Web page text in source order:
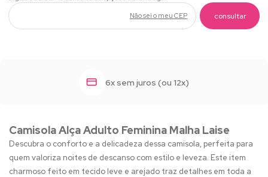
Não sei o meu CEP
6x sem juros (ou 12x)
Camisola Alça Adulto Feminina Malha Laise
Descubra o conforto e a delicadeza dessa camisola, perfeita para
quem valoriza noites de descanso com estilo e leveza. Este item
charmoso feito em tecido leve e arejado traz detalhes em toda a